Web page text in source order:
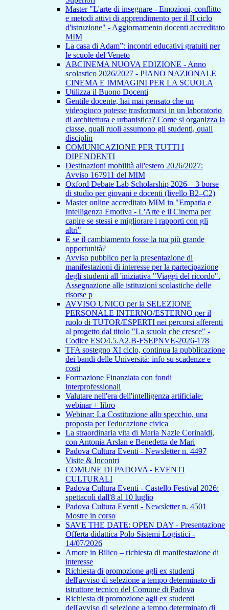
Master "L'arte di insegnare - Emozioni, conflitto
e metodi attivi di apprendimento per il II ciclo
d'istruzione" - Aggiornamento docenti accreditato
MIM
La casa di Adam”: incontri educativi gratuiti per
le scuole del Veneto
ABCINEMA NUOVA EDIZIONE - Anno
scolastico 2026/2027 - PIANO NAZIONALE
CINEMA E IMMAGINI PER LA SCUOLA
Utilizza il Buono Docenti
Gentile docente, hai mai pensato che un
videogioco potesse trasformarsi in un laboratorio
di architettura e urbanistica? Come si organizza la
classe, quali ruoli assumono gli studenti, quali
disciplin
COMUNICAZIONE PER TUTTI I
DIPENDENTI
Destinazioni mobilità all'estero 2026/2027:
Avviso 167911 del MIM
Oxford Debate Lab Scholarship 2026 – 3 borse
di studio per giovani e docenti (livello B2–C2)
Master online accreditato MIM in "Empatia e
Intelligenza Emotiva - L'Arte e il Cinema per
capire se stessi e migliorare i rapporti con gli
altri"
E se il cambiamento fosse la tua più grande
opportunità?
Avviso pubblico per la presentazione di
manifestazioni di interesse per la partecipazione
degli studenti all 'iniziativa "Viaggi del ricordo".
Assegnazione alle istituzioni scolastiche delle
risorse p
AVVISO UNICO per la SELEZIONE
PERSONALE INTERNO/ESTERNO per il
ruolo di TUTOR/ESPERTI nei percorsi afferenti
al progetto dal titolo "La scuola che cresce" -
Codice ESO4.5.A2.B-FSEPNVE-2026-178
TFA sostegno XI ciclo, continua la pubblicazione
dei bandi delle Università: info su scadenze e
costi
Formazione Finanziata con fondi
interprofessionali
Valutare nell'era dell'intelligenza artificiale:
webinar + libro
Webinar: La Costituzione allo specchio, una
proposta per l'educazione civica
La straordinaria vita di Maria Nazle Corinaldi,
con Antonia Arslan e Benedetta de Mari
Padova Cultura Eventi - Newsletter n. 4497
Visite & Incontri
COMUNE DI PADOVA - EVENTI
CULTURALI
Padova Cultura Eventi - Castello Festival 2026:
spettacoli dall'8 al 10 luglio
Padova Cultura Eventi - Newsletter n. 4501
Mostre in corso
SAVE THE DATE: OPEN DAY - Presentazione
Offerta didattica Polo Sistemi Logistici -
14/07/2026
Amore in Bilico – richiesta di manifestazione di
interesse
Richiesta di promozione agli ex studenti
dell'avviso di selezione a tempo determinato di
istruttore tecnico del Comune di Padova
Richiesta di promozione agli ex studenti
dell'avviso di selezione a tempo determinato di